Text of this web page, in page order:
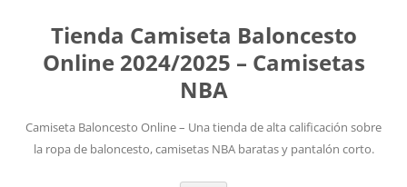
Tienda Camiseta Baloncesto
Online 2024/2025 – Camisetas
NBA
Camiseta Baloncesto Online – Una tienda de alta calificación sobre
la ropa de baloncesto, camisetas NBA baratas y pantalón corto.